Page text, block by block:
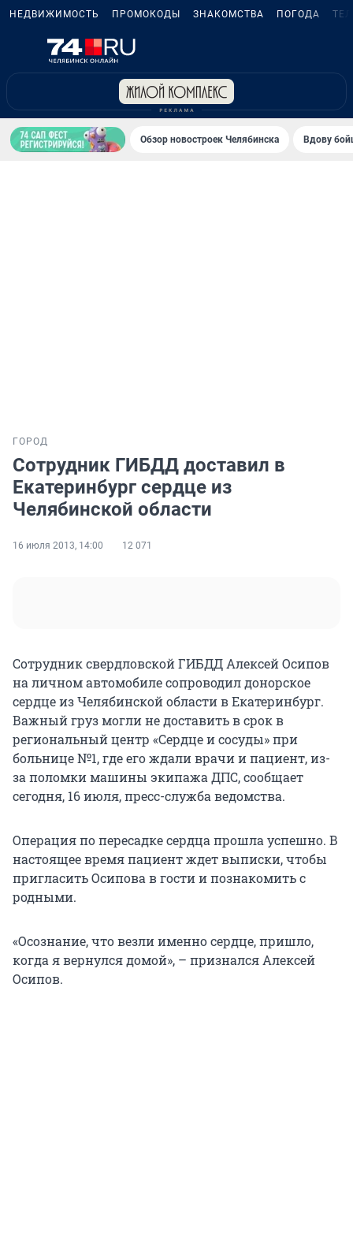
НЕДВИЖИМОСТЬ ПРОМОКОДЫ ЗНАКОМСТВА ПОГОДА
Обзор новостроек Челябинска Вдову
ГОРОД
Сотрудник ГИБДД доставил в
Екатеринбург сердце из
Челябинской области
16 июля 2013, 14:00 12 071
Сотрудник свердловской ГИБДД Алексей Осипов
на личном автомобиле сопроводил донорское
сердце из Челябинской области в Екатеринбург.
Важный груз могли не доставить в срок в
региональный центр «Сердце и сосуды» при
больнице №1, где его ждали врачи и пациент, из-
за поломки машины экипажа ДПС, сообщает
сегодня, 16 июля, пресс-служба ведомства.
Операция по пересадке сердца прошла успешно. В
настоящее время пациент ждет выписки, чтобы
пригласить Осипова в гости и познакомить с
родными.
«Осознание, что везли именно сердце, пришло,
когда я вернулся домой», – признался Алексей
Осипов.